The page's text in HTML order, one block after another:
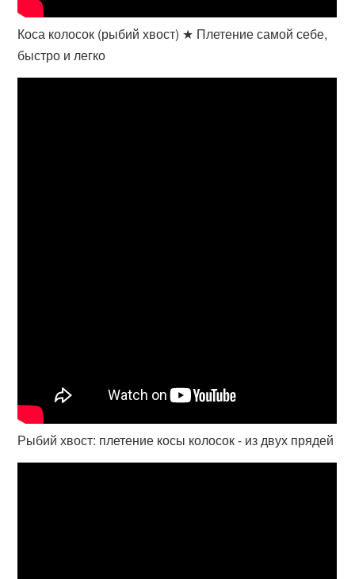
Коса колосок (рыбий хвост) ★ Плетение самой себе,
быстро и легко
Рыбий хвост: плетение косы колосок - из двух прядей